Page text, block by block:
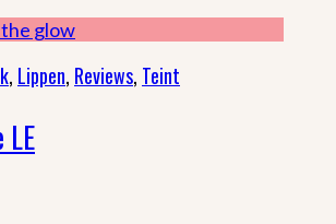
, Lippen, Reviews, Teint